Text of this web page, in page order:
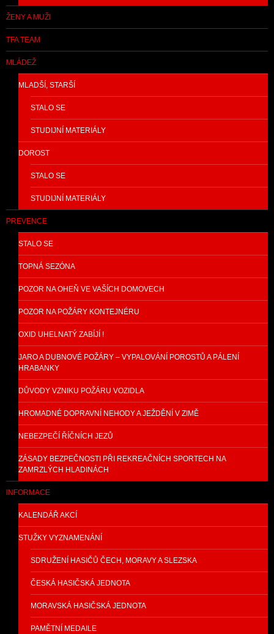
ŽENY A MUŽI
TFA TEAM
MLÁDEŽ
MLADŠÍ, STARŠÍ
STALO SE
STUDIJNÍ MATERIÁLY
DOROST
STALO SE
STUDIJNÍ MATERIÁLY
PREVENCE
STALO SE
TOPNÁ SEZÓNA
POZOR NA OHEŇ VE VAŠÍCH DOMOVECH
POZOR NA POŽÁRY KONTEJNÉRU
OXID UHELNATÝ ZABÍJÍ !
JARO A DUBNOVÉ POŽÁRY – VYPALOVÁNÍ POROSTŮ A PÁLENÍ
HRABANKY
DŮVODY VZNIKU POŽÁRU VOZIDLA
HROMADNÉ DOPRAVNÍ NEHODY A JEŽDĚNÍ V ZIMĚ
NEBEZPEČÍ ŘÍČNÍCH JEZŮ
ZÁSADY BEZPEČNOSTI PŘI REKREAČNÍCH SPORTECH NA
ZAMRZLÝCH HLADINÁCH
INFORMACE
KALENDÁŘ AKCÍ
STUŽKY VYZNAMENÁNÍ
SDRUŽENÍ HASIČŮ ČECH, MORAVY A SLEZSKA
ČESKÁ HASIČSKÁ JEDNOTA
MORAVSKÁ HASIČSKÁ JEDNOTA
PAMĚTNÍ MEDAILE